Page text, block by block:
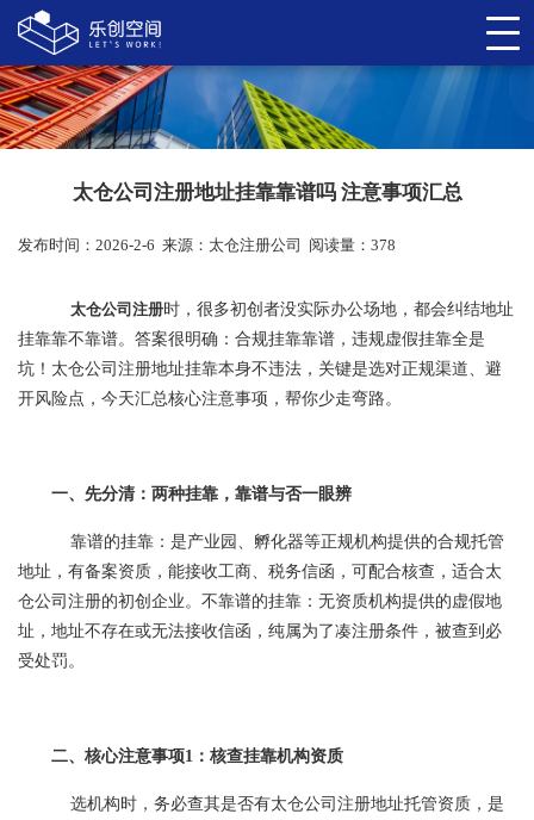
太仓公司注册地址挂靠靠谱吗 注意事项汇总
发布时间：2026-2-6 来源： 太仓注册公司 阅读量：378
太仓公司注册时，很多初创者没实际办公场地，都会纠结地址
挂靠靠不靠谱。答案很明确：合规挂靠靠谱，违规虚假挂靠全是
坑！太仓公司注册地址挂靠本身不违法，关键是选对正规渠道、避
开风险点，今天汇总核心注意事项，帮你少走弯路。
一、先分清：两种挂靠，靠谱与否一眼辨
靠谱的挂靠：是产业园、孵化器等正规机构提供的合规托管
地址，有备案资质，能接收工商、税务信函，可配合核查，适合太
仓公司注册的初创企业。不靠谱的挂靠：无资质机构提供的虚假地
址，地址不存在或无法接收信函，纯属为了凑注册条件，被查到必
受处罚。
二、核心注意事项1：核查挂靠机构资质
选机构时，务必查其是否有太仓公司注册地址托管资质，是